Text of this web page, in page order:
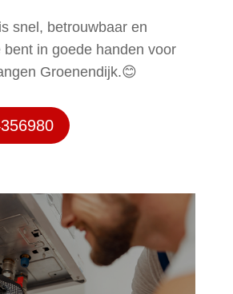
snel, betrouwbaar en
bent in goede handen voor
Groenendijk.😊